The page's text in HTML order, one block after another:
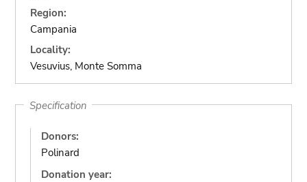
Region:
Campania
Locality:
Vesuvius, Monte Somma
Specification
Donors:
Polinard
Donation year: